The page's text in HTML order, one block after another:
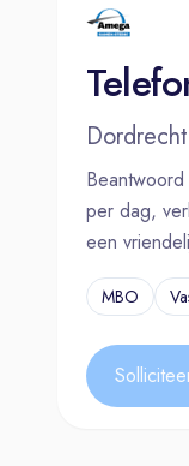
Dordrecht
per dag,
een
MBO